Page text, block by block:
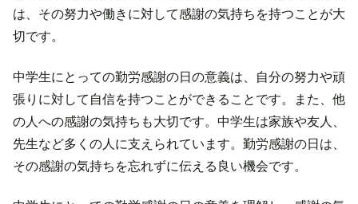
は、その努力や働きに対して感謝の気持ちを持つことが大
切です。
中学生にとっての勤労感謝の日の意義は、自分の努力や頑
張りに対して自信を持つことができることです。また、他
の人への感謝の気持ちも大切です。中学生は家族や友人、
先生など多くの人に支えられています。勤労感謝の日は、
その感謝の気持ちを忘れずに伝える良い機会です。